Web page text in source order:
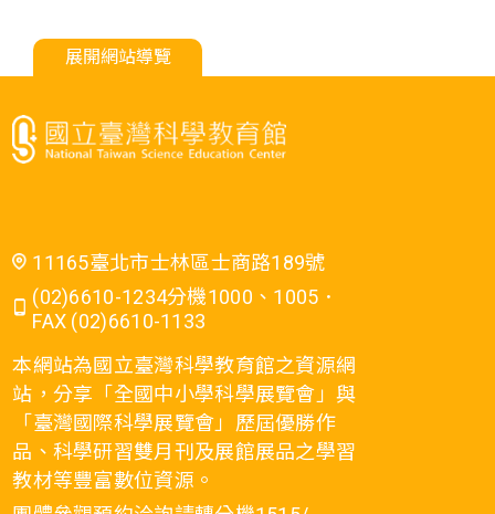
展開網站導覽
11165臺北市士林區士商路189號
(02)6610-1234分機1000、1005．
FAX (02)6610-1133
本網站為國立臺灣科學教育館之資源網
站，分享「全國中小學科學展覽會」與
「臺灣國際科學展覽會」歷屆優勝作
品、科學研習雙月刊及展館展品之學習
教材等豐富數位資源。